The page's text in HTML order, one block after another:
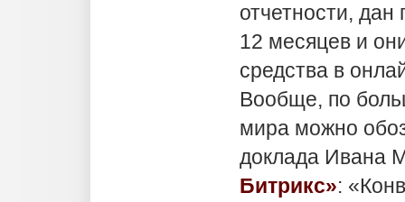
отчетности, дан
12 месяцев и
средства в
Вообще, по
мира можно
доклада Ивана
Битрикс»: